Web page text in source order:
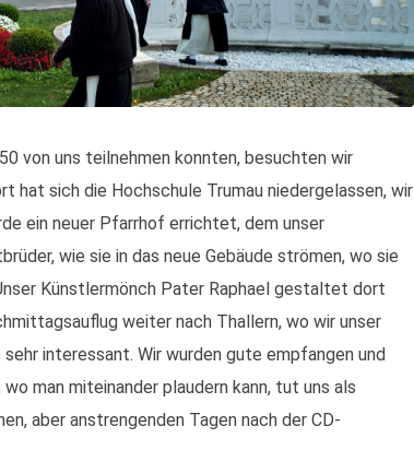
von uns teilnehmen konnten, besuchten wir
hat sich die Hochschule Trumau niedergelassen, wir
ein neuer Pfarrhof errichtet, dem unser
wie sie in das neue Gebäude strömen, wo sie
Künstlermönch Pater Raphael gestaltet dort
weiter nach Thallern, wo wir unser
interessant. Wir wurden gute empfangen und
man miteinander plaudern kann, tut uns als
aber anstrengenden Tagen nach der CD-